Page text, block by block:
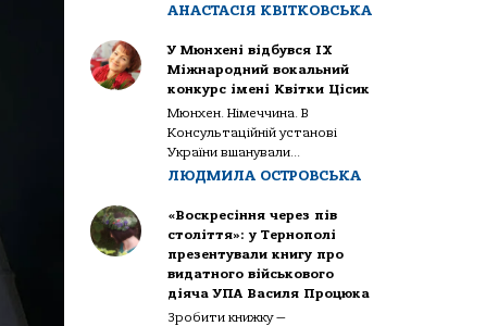
АНАСТАСІЯ КВІТКОВСЬКА
У Мюнхені відбувся IX
Міжнародний вокальний
конкурс імені Квітки Цісик
Мюнхен. Німеччина. В
Консультаційній установі
України вшанували...
ЛЮДМИЛА ОСТРОВСЬКА
«Воскресіння через пів
століття»: у Тернополі
презентували книгу про
видатного військового
діяча УПА Василя Процюка
Зробити книжку —